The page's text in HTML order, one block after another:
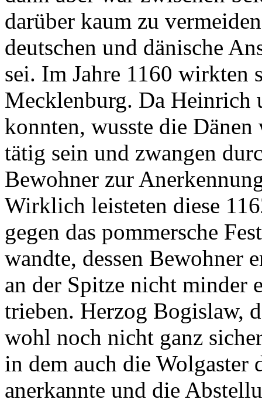
darüber kaum zu
deutschen und dänische
sei. Im Jahre 1160 wirkten
Mecklenburg. Da Heinrich
konnten, wusste die
tätig sein und zwangen
Bewohner zur
Wirklich leisteten diese
gegen das pommersche
wandte, dessen Bewohner
an der Spitze nicht minder
trieben. Herzog Bogislaw,
wohl noch nicht ganz
in dem auch die Wolgaster
anerkannte und die